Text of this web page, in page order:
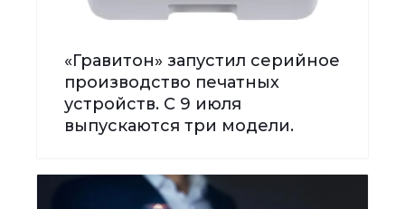
«Гравитон» запустил серийное
производство печатных
устройств. С 9 июля
выпускаются три модели.